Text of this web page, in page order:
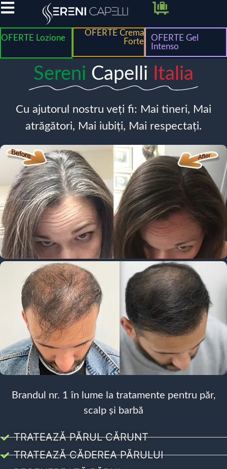
OFERTE Lozione
OFERTE Crema
Forte
OFERTE Gel
Intenso
Sereni Capelli Italia
Cu ajutorul nostru veți fi: Mai tineri, Mai
atrăgători, Mai iubiți, Mai respectați.
Brandul nr. 1 în lume la tratamente pentru păr,
scalp și barbă
TRATEAZĂ PĂRUL CĂRUNT
TRATEAZĂ CĂDEREA PĂRULUI